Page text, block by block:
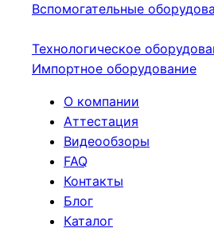
Вспомогательные
Технологическое
Импортное оборудование
О компании
Аттестация
Видеообзоры
FAQ
Контакты
Блог
Каталог